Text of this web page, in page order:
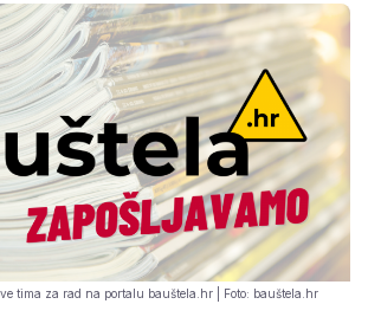
tima za rad na portalu bauštela.hr | Foto: bauštela.hr